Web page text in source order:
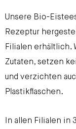
Unsere Bio-
Rezeptur
Filialen erhältlich.
Zutaten, setzen
und verzichten
Plastikflaschen.
In allen Filialen in